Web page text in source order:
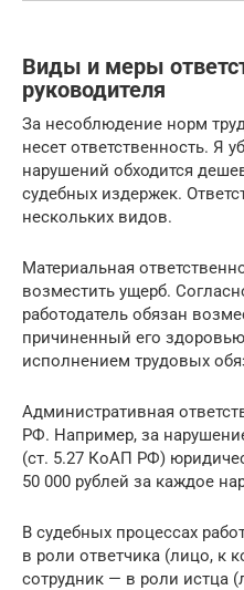
Виды и меры
руководителя
За несоблюдение норм
несет ответственность. Я
нарушений обходится
судебных издержек.
нескольких видов.
Материальная
возместить ущерб.
работодатель обязан
причиненный его
исполнением трудовых
Административная
РФ. Например, за
(ст. 5.27 КоАП РФ)
50 000 рублей за каждое
В судебных процессах
в роли ответчика (лицо, к
сотрудник — в роли истца